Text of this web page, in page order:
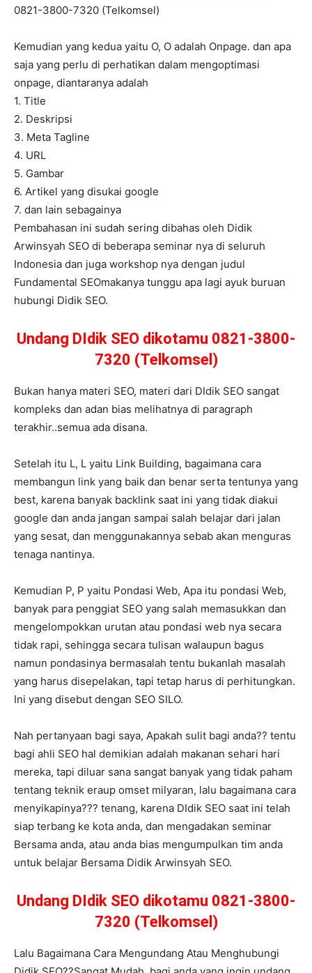
0821-3800-7320 (Telkomsel)
Kemudian yang kedua yaitu O, O adalah Onpage. dan apa
saja yang perlu di perhatikan dalam mengoptimasi
onpage, diantaranya adalah
1. Title
2. Deskripsi
3. Meta Tagline
4. URL
5. Gambar
6. Artikel yang disukai google
7. dan lain sebagainya
Pembahasan ini sudah sering dibahas oleh Didik
Arwinsyah SEO di beberapa seminar nya di seluruh
Indonesia dan juga workshop nya dengan judul
Fundamental SEOmakanya tunggu apa lagi ayuk buruan
hubungi Didik SEO.
Undang DIdik SEO dikotamu 0821-3800-
7320 (Telkomsel)
Bukan hanya materi SEO, materi dari DIdik SEO sangat
kompleks dan adan bias melihatnya di paragraph
terakhir..semua ada disana.
Setelah itu L, L yaitu Link Building, bagaimana cara
membangun link yang baik dan benar serta tentunya yang
best, karena banyak backlink saat ini yang tidak diakui
google dan anda jangan sampai salah belajar dari jalan
yang sesat, dan menggunakannya sebab akan menguras
tenaga nantinya.
Kemudian P, P yaitu Pondasi Web, Apa itu pondasi Web,
banyak para penggiat SEO yang salah memasukkan dan
mengelompokkan urutan atau pondasi web nya secara
tidak rapi, sehingga secara tulisan walaupun bagus
namun pondasinya bermasalah tentu bukanlah masalah
yang harus disepelakan, tapi tetap harus di perhitungkan.
Ini yang disebut dengan SEO SILO.
Nah pertanyaan bagi saya, Apakah sulit bagi anda?? tentu
bagi ahli SEO hal demikian adalah makanan sehari hari
mereka, tapi diluar sana sangat banyak yang tidak paham
tentang teknik eraup omset milyaran, lalu bagaimana cara
menyikapinya??? tenang, karena DIdik SEO saat ini telah
siap terbang ke kota anda, dan mengadakan seminar
Bersama anda, atau anda bias mengumpulkan tim anda
untuk belajar Bersama Didik Arwinsyah SEO.
Undang DIdik SEO dikotamu 0821-3800-
7320 (Telkomsel)
Lalu Bagaimana Cara Mengundang Atau Menghubungi